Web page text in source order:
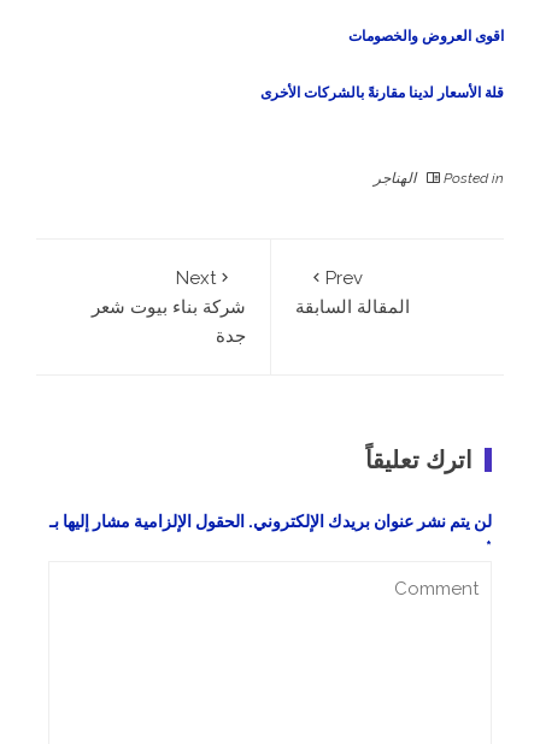
اقوى العروض والخصومات
قلة الأسعار لدينا مقارنةً بالشركات الأخرى
Posted in الهناجر
Prev
المقالة السابقة
Next
شركة بناء بيوت شعر
جدة
اترك تعليقاً
لن يتم نشر عنوان بريدك الإلكتروني. الحقول الإلزامية مشار إليها بـ
*